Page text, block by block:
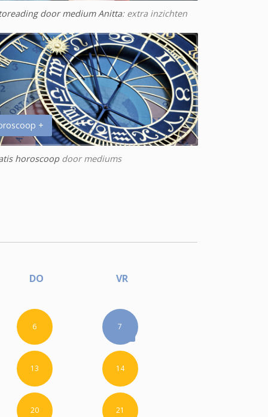
door medium Anitta: extra inzichten
+
horoscoopdoor mediums
DO VR
6 7
13 14
20 21